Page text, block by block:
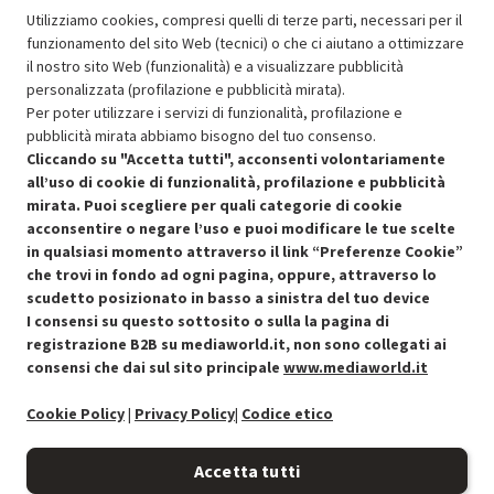
Ricondizionato Prezzo ridotto da
384.29a -50%
In Promozione 192.14
Aggiungi al carrello
SCONTO RICONDIZIONATI
Approfitta dello sconto del 50% sul prodotto ricondizionato.
Condizioni generali di vendita Recedere dal contratto qui
Utilizziamo cookies, compresi quelli di terze parti, necessari per il
funzionamento del sito Web (tecnici) o che ci aiutano a ottimizzare
il nostro sito Web (funzionalità) e a visualizzare pubblicità
personalizzata (profilazione e pubblicità mirata).
Per poter utilizzare i servizi di funzionalità, profilazione e
pubblicità mirata abbiamo bisogno del tuo consenso.
Cliccando su "Accetta tutti", acconsenti volontariamente
all’uso di cookie di funzionalità, profilazione e pubblicità
mirata. Puoi scegliere per quali categorie di cookie
acconsentire o negare l’uso e puoi modificare le tue scelte
in qualsiasi momento attraverso il link “Preferenze Cookie”
che trovi in fondo ad ogni pagina, oppure, attraverso lo
scudetto posizionato in basso a sinistra del tuo device
I consensi su questo sottosito o sulla la pagina di
registrazione B2B su mediaworld.it, non sono collegati ai
consensi che dai sul sito principale www.mediaworld.it
Cookie Policy| Privacy Policy| Codice etico
Accetta tutti